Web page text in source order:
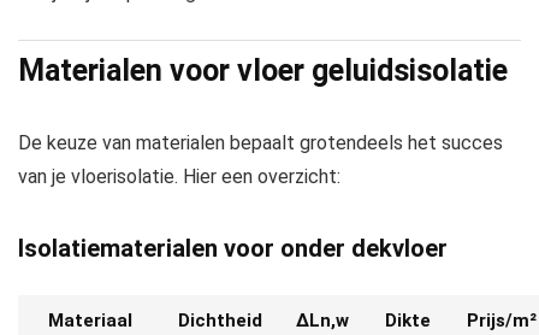
Materialen voor vloer geluidsisolatie
De keuze van materialen bepaalt grotendeels het succes
van je vloerisolatie. Hier een overzicht:
Isolatiematerialen voor onder dekvloer
Materiaal Dichtheid ΔLn,w Dikte Prijs/m²